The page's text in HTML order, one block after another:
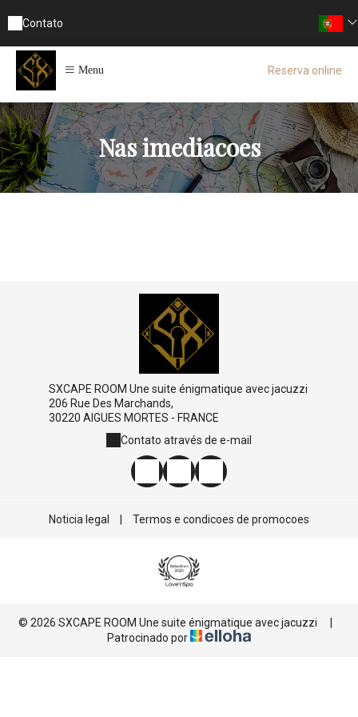
Contato
Menu Reserva online
Nas imediacoes
SXCAPE ROOM Une suite énigmatique avec jacuzzi
206 Rue Des Marchands,
30220 AIGUES MORTES - FRANCE
Contato através de e-mail
Noticia legal Termos e condicoes de promocoes
© 2026 SXCAPE ROOM Une suite énigmatique avec jacuzzi
Patrocinado por